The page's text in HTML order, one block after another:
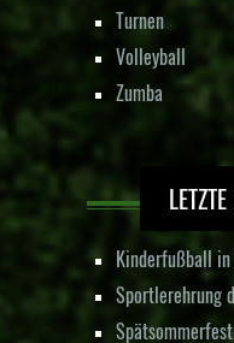
Turnen
Volleyball
Zumba
Kinderfußball
Sportlerehrung